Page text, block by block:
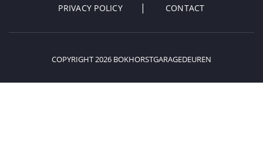
PRIVACY POLICY CONTACT
COPYRIGHT 2026 BOKHORSTGARAGEDEUREN